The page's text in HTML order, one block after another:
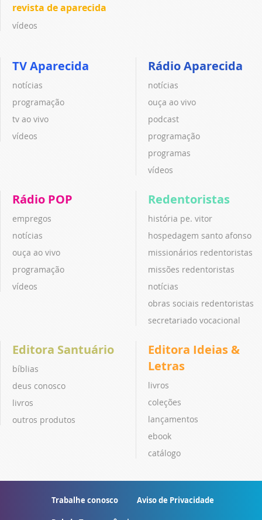
revista de aparecida
vídeos
TV Aparecida
notícias
programação
tv ao vivo
vídeos
Rádio Aparecida
notícias
ouça ao vivo
podcast
programação
programas
vídeos
Rádio POP
empregos
notícias
ouça ao vivo
programação
vídeos
Redentoristas
história pe. vitor
hospedagem santo afonso
missionários redentoristas
missões redentoristas
notícias
obras sociais redentoristas
secretariado vocacional
Editora Santuário
bíblias
deus conosco
livros
outros produtos
Editora Ideias &
Letras
livros
coleções
lançamentos
ebook
catálogo
Trabalhe conosco Aviso de Privacidade